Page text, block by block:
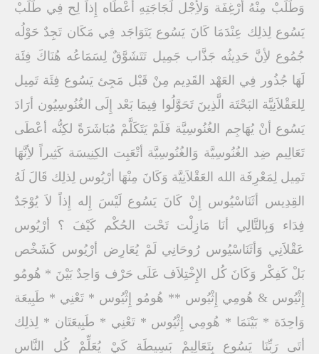
وَطَلَبْ مِنْهُ أرْغِفَة وَلأِجْل لَجَاجَتِهِ أعْطَاه إِذاً لِح فِي طَلَبْ
يَسُوع لِذلِك عِنْدَمَا كَانَ يَسُوع يَتَوَاجَد فِي مَكَان تَجِدٌ حَوْلُه
جُمُوع لأِنَّ حَدِيثُه جَذَّاب جَمِيل تَتَشَوَّقٌ لِسَمَاعُه هُنَاكَ فِئَة
لَهَا جُذُور فِي العَهْد القَدِيم مِنْ قَبْل مَجِئ يَسُوع فِئَة تَمِيل
لِلعَقْلاَنِيَّة البَحْتَة الَّذِينَ تَحَوَّلُوا فِيمَا بَعْد إِلَى الغُنُوسِيُون أرَادَ
يَسُوع أنْ يُهَاجِم الغُنُوسِيَّة فَلَمْ يَتَكَلَّمْ مُبَاشَرَةً لكِنُّه أعْطَى
تَعَالِيم ضِد الغُنُوسِيَّة وَالغُنُوسِيَّة أتْعَبِت الكِنِيسَة كَثِيراً لأِنَّهَا
تَمِيل لِمَعْرِفَة الله العَقْلاَنِيَّة وَكَانَ مِنْهَا أرْيُوس لِذلِك قَالَ لَهُ
القِدِيس أثَنَاسْيُوس إِنْ كَانَ يَسُوع لَيْسَ إِله إِذاً لاَ يُوْجَدٌ
فِدَاء وَبِالتَّالِي أنَا مَازِلْت تَحْت الحُكْم كَيْفَ ؟ أرْيُوس
عَقْلاَنِي وَأثَنَاسْيُوس رُوحَانِي لَمْ يُعَارِض أرْيُوس كَشَخْص
بَلْ كَفِكْر وَكَانَ كُل الإِخْتِلاَف عَلَى حَرْف وَاحِدٌ بَيْنَ * هُومُو
إِثْيُوس & هُومِي إِثْيُوس ** هُومُو إِثْيُوس * تَعْنِي * طَبِيعَة
وَاحِدَة * بَيْنَمَا * هُومِي إِثْيُوس * تَعْنِي * طَبِيعَتَان * لِذلِك
أتَى رَبِّنَا يَسُوع بِتَعَالِيمْ بَسِيطَة كَيْ يُعَلِّمْ كُل النَّاس